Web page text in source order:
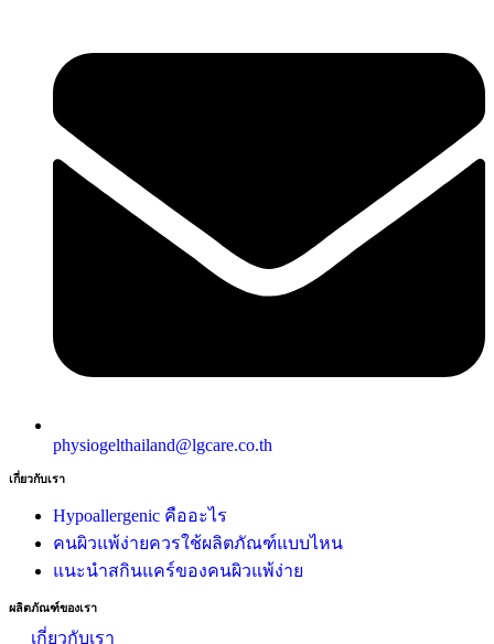
physiogelthailand@lgcare.co.th
เกี่ยวกับเรา
Hypoallergenic คืออะไร
คนผิวแพ้ง่ายควรใช้ผลิตภัณฑ์แบบไหน
แนะนำสกินแคร์ของคนผิวแพ้ง่าย
ผลิตภัณฑ์ของเรา
เกี่ยวกับเรา